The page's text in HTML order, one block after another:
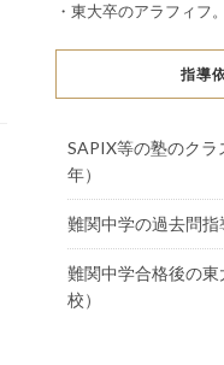
・東大卒のアラフィフ。
指導
SAPIX等の塾のク
年）
難関中学の過去問指
難関中学合格後の
校）